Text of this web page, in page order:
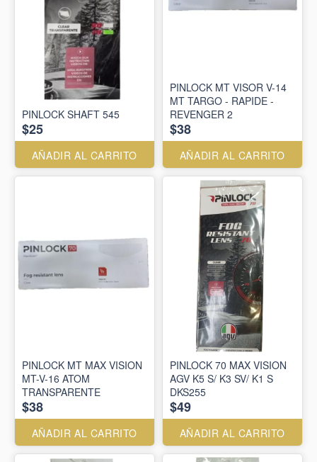
PINLOCK SHAFT 545
$25
AÑADIR AL CARRITO
PINLOCK MT VISOR V-14
MT TARGO - RAPIDE -
REVENGER 2
$38
AÑADIR AL CARRITO
PINLOCK MT MAX VISION
MT-V-16 ATOM
TRANSPARENTE
$38
AÑADIR AL CARRITO
PINLOCK 70 MAX VISION
AGV K5 S/ K3 SV/ K1 S
DKS255
$49
AÑADIR AL CARRITO